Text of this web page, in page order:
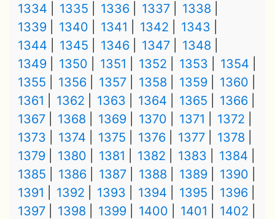
1334
1335 1336 1337
1338
1339
1340 1341 1342
1343
1344
1345 1346 1347
1348
1349
1350 1351 1352 1353
1354
1355
1356 1357 1358 1359
1360
1361
1362 1363 1364 1365
1366
1367
1368 1369 1370 1371
1372
1373
1374 1375 1376 1377
1378
1379
1380 1381 1382 1383
1384
1385
1386 1387 1388 1389
1390
1391
1392 1393 1394 1395
1396
1397
1398 1399 1400 1401
1402